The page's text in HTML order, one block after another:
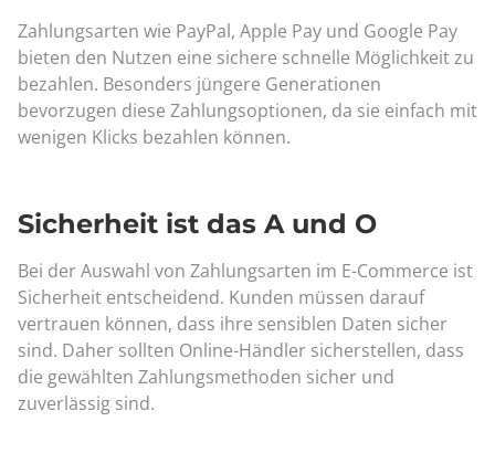
Zahlungsarten wie PayPal, Apple Pay und Google Pay
bieten den Nutzen eine sichere schnelle Möglichkeit zu
bezahlen. Besonders jüngere Generationen
bevorzugen diese Zahlungsoptionen, da sie einfach mit
wenigen Klicks bezahlen können.
Sicherheit ist das A und O
Bei der Auswahl von Zahlungsarten im E-Commerce ist
Sicherheit entscheidend. Kunden müssen darauf
vertrauen können, dass ihre sensiblen Daten sicher
sind. Daher sollten Online-Händler sicherstellen, dass
die gewählten Zahlungsmethoden sicher und
zuverlässig sind.